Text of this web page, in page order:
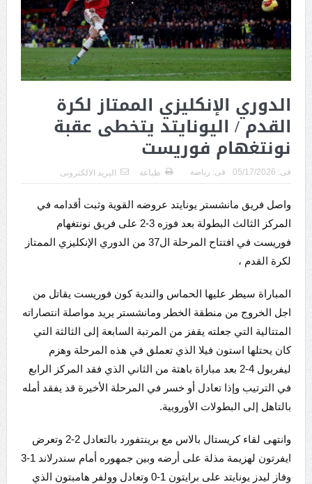
الدوري الإنكليزي الممتاز لكرة
القدم / اليونايتد يتخطى عقبة
نونتغهام فوريست
فى: 05/17/2026 فى: رياضة طباعة البريد الالكترونى
واصل فريق مانشستر يونايتد عروضه القوية وثبت أقدامه في
المركز الثالث البطولة بعد فوزه 3-2 على فريق نونتغهام
فوريست في افتتاح المرحلة ال37 من الدوري الإنكليزي الممتاز
لكرة القدم ،
المباراة سيطر عليها الحماس والندية كون فوريست يقاتل من
اجل الخروج من منطقة الخطر ومانشستر يريد مواصلة انتصاراته
المتتالية التي جعلته يقفز من المرتبة السابعة إلى الثالثة التي
كان يحتلها استون فيلا الذي تعملق في هذه المرحلة وهزم
ليفربول 4-2 بعد مباراة باهتة من الثاني الذي فقد المركز الرابع
في الترتيب وإذا تعادل أو خسر في المرحلة الأخيرة قد يفقد أمله
بالتاهل إلى البطولات الأوروبية.
وانتهى لقاء كريستال بالاس مع برينتفورد بالتعادل 2-2 وتعرض
ايفرتون لهزيمة مذلة على أرضه وبين جمهوره أمام سندرلاند 1-3
وفاز ليدز يونايتد على برايتون 1-0 وتعادل وولفر هامبتون الذي